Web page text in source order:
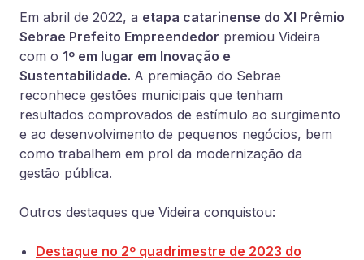
Em abril de 2022, a etapa catarinense do XI Prêmio
Sebrae Prefeito Empreendedor premiou Videira
com o 1º em lugar em Inovação e
Sustentabilidade. A premiação do Sebrae
reconhece gestões municipais que tenham
resultados comprovados de estímulo ao surgimento
e ao desenvolvimento de pequenos negócios, bem
como trabalhem em prol da modernização da
gestão pública.
Outros destaques que Videira conquistou:
Destaque no 2º quadrimestre de 2023 do